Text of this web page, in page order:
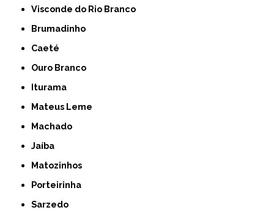
Visconde do Rio Branco
Brumadinho
Caeté
Ouro Branco
Iturama
Mateus Leme
Machado
Jaíba
Matozinhos
Porteirinha
Sarzedo